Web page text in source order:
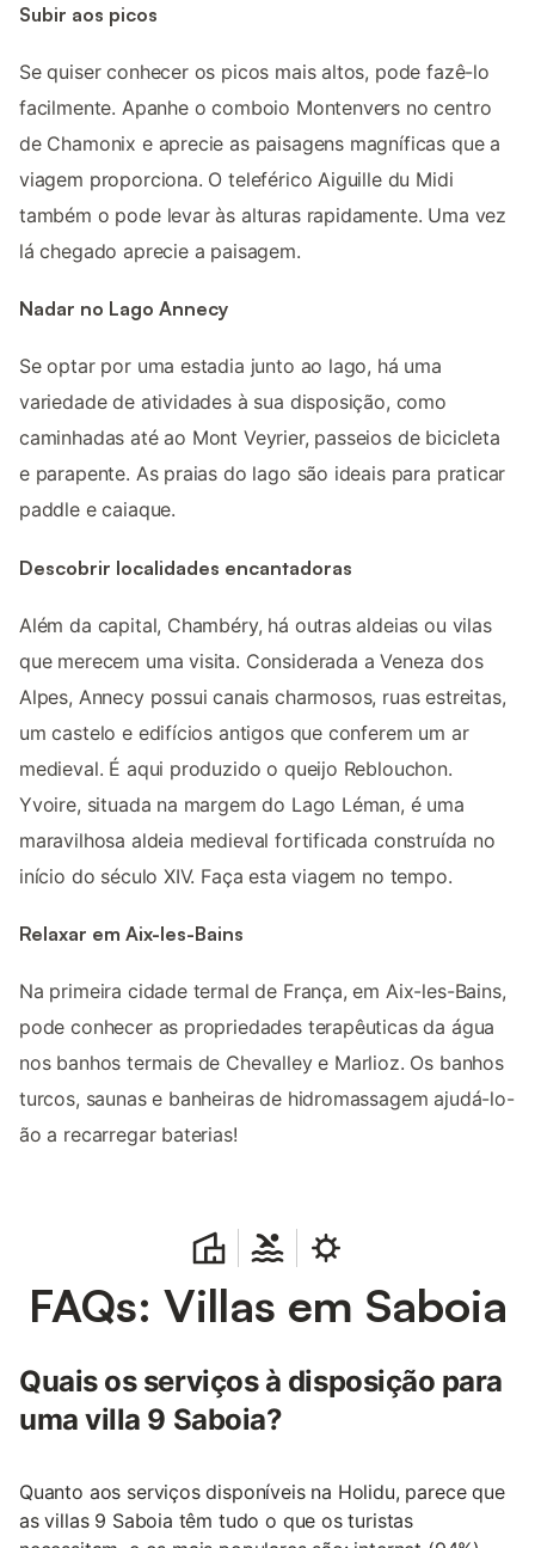
Subir aos picos
Se quiser conhecer os picos mais altos, pode fazê-lo
facilmente. Apanhe o comboio Montenvers no centro
de Chamonix e aprecie as paisagens magníficas que a
viagem proporciona. O teleférico Aiguille du Midi
também o pode levar às alturas rapidamente. Uma vez
lá chegado aprecie a paisagem.
Nadar no Lago Annecy
Se optar por uma estadia junto ao lago, há uma
variedade de atividades à sua disposição, como
caminhadas até ao Mont Veyrier, passeios de bicicleta
e parapente. As praias do lago são ideais para praticar
paddle e caiaque.
Descobrir localidades encantadoras
Além da capital, Chambéry, há outras aldeias ou vilas
que merecem uma visita. Considerada a Veneza dos
Alpes, Annecy possui canais charmosos, ruas estreitas,
um castelo e edifícios antigos que conferem um ar
medieval. É aqui produzido o queijo Reblouchon.
Yvoire, situada na margem do Lago Léman, é uma
maravilhosa aldeia medieval fortificada construída no
início do século XIV. Faça esta viagem no tempo.
Relaxar em Aix-les-Bains
Na primeira cidade termal de França, em Aix-les-Bains,
pode conhecer as propriedades terapêuticas da água
nos banhos termais de Chevalley e Marlioz. Os banhos
turcos, saunas e banheiras de hidromassagem ajudá-lo-
ão a recarregar baterias!
FAQs: Villas em Saboia
Quais os serviços à disposição para
uma villa 9 Saboia?
Quanto aos serviços disponíveis na Holidu, parece que
as villas 9 Saboia têm tudo o que os turistas